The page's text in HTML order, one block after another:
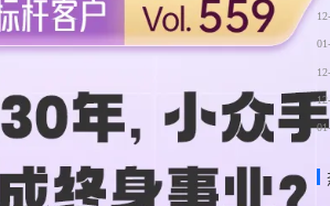
通
决方案
ERP
针对私域运营的一站
方案
闭环，实现
美业连锁
9 年深耕，为美业定
政企行业
提供数字化解决方案